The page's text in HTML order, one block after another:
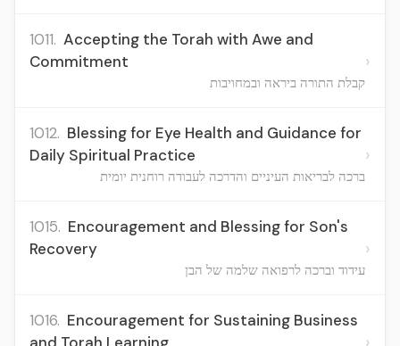
1011. Accepting the Torah with Awe and
Commitment
קבלת התורה ביראה ובמחויבות
›
1012. Blessing for Eye Health and Guidance for
Daily Spiritual Practice
ברכה לבריאות העיניים והדרכה לעבודה רוחנית יומית
›
1015. Encouragement and Blessing for Son's
Recovery
עידוד וברכה לרפואה שלמה של הבן
›
1016. Encouragement for Sustaining Business